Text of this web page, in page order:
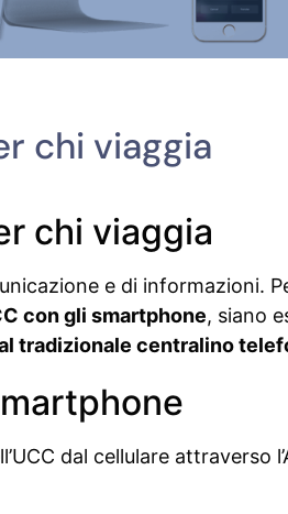
chi viaggia
chi viaggia
e di informazioni.
con gli smartphone, siano
tradizionale centralino
dal cellulare attraverso